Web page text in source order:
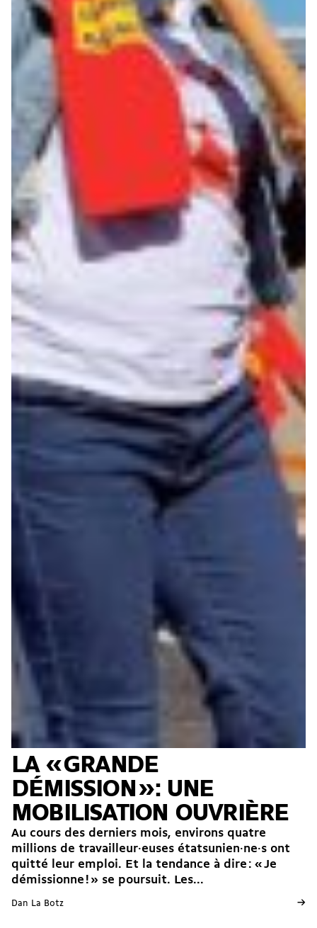
LA « GRANDE
DÉMISSION » : UNE
MOBILISATION OUVRIÈRE
Au cours des derniers mois, environs quatre
millions de travailleur·euses étatsunien·ne·s ont
quitté leur emploi. Et la tendance à dire : « Je
démissionne ! » se poursuit. Les...
Dan La Botz →